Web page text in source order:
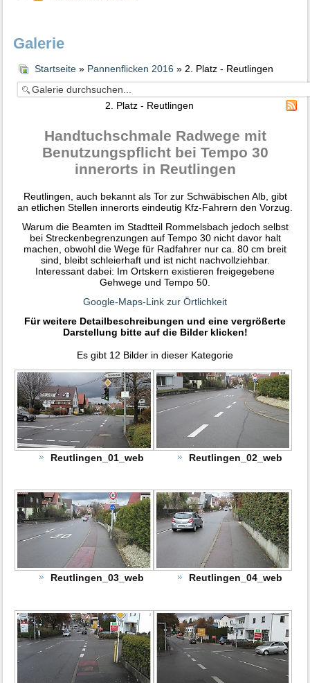
Galerie
Startseite» Pannenflicken 2016 » 2. Platz - Reutlingen
2. Platz - Reutlingen
Handtuchschmale Radwege mit
Benutzungspflicht bei Tempo 30
innerorts in Reutlingen
Reutlingen, auch bekannt als Tor zur Schwäbischen Alb, gibt
an etlichen Stellen innerorts eindeutig Kfz-Fahrern den Vorzug.
Warum die Beamten im Stadtteil Rommelsbach jedoch selbst
bei Streckenbegrenzungen auf Tempo 30 nicht davor halt
machen, obwohl die Wege für Radfahrer nur ca. 80 cm breit
sind, bleibt schleierhaft und ist nicht nachvollziehbar.
Interessant dabei: Im Ortskern existieren freigegebene
Gehwege und Tempo 50.
Google-Maps-Link zur Örtlichkeit
Für weitere Detailbeschreibungen und eine vergrößerte
Darstellung bitte auf die Bilder klicken!
Es gibt 12 Bilder in dieser Kategorie
Reutlingen_01_web Reutlingen_02_web
Reutlingen_03_web Reutlingen_04_web